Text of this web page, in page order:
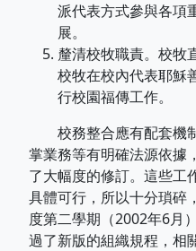
派代表方式參與各項
展。
釐清校牧職責。校牧
校牧在校內代表耶穌
行校園福傳工作。
校務整合應有配套機
掌業務等有明確法源依據
了大幅度的修訂。這些工
具體可行，所以十分瑣碎
度第二學期（2002年6月
過了新版的組織規程，相